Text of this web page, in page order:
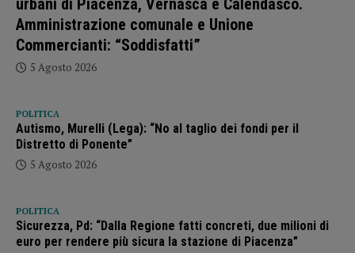
urbani di Piacenza, Vernasca e Calendasco.
Amministrazione comunale e Unione
Commercianti: “Soddisfatti”
5 Agosto 2026
POLITICA
Autismo, Murelli (Lega): “No al taglio dei fondi per il
Distretto di Ponente”
5 Agosto 2026
POLITICA
Sicurezza, Pd: “Dalla Regione fatti concreti, due milioni di
euro per rendere più sicura la stazione di Piacenza”